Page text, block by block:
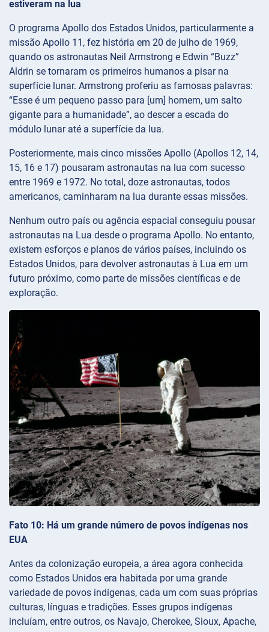
estiveram na lua
O programa Apollo dos Estados Unidos, particularmente a
missão Apollo 11, fez história em 20 de julho de 1969,
quando os astronautas Neil Armstrong e Edwin “Buzz”
Aldrin se tornaram os primeiros humanos a pisar na
superfície lunar. Armstrong proferiu as famosas palavras:
“Esse é um pequeno passo para [um] homem, um salto
gigante para a humanidade”, ao descer a escada do
módulo lunar até a superfície da lua.
Posteriormente, mais cinco missões Apollo (Apollos 12, 14,
15, 16 e 17) pousaram astronautas na lua com sucesso
entre 1969 e 1972. No total, doze astronautas, todos
americanos, caminharam na lua durante essas missões.
Nenhum outro país ou agência espacial conseguiu pousar
astronautas na Lua desde o programa Apollo. No entanto,
existem esforços e planos de vários países, incluindo os
Estados Unidos, para devolver astronautas à Lua em um
futuro próximo, como parte de missões científicas e de
exploração.
Fato 10: Há um grande número de povos indígenas nos
EUA
Antes da colonização europeia, a área agora conhecida
como Estados Unidos era habitada por uma grande
variedade de povos indígenas, cada um com suas próprias
culturas, línguas e tradições. Esses grupos indígenas
incluíam, entre outros, os Navajo, Cherokee, Sioux, Apache,